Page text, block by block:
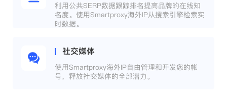
利用公共SERP数据跟踪排名提高品牌的在线知
名度。使用Smartproxy海外IP从搜索引擎检索实
时数据。
社交媒体
使用Smartproxy海外IP自由管理和开发您的帐
号，释放社交媒体的全部潜力。